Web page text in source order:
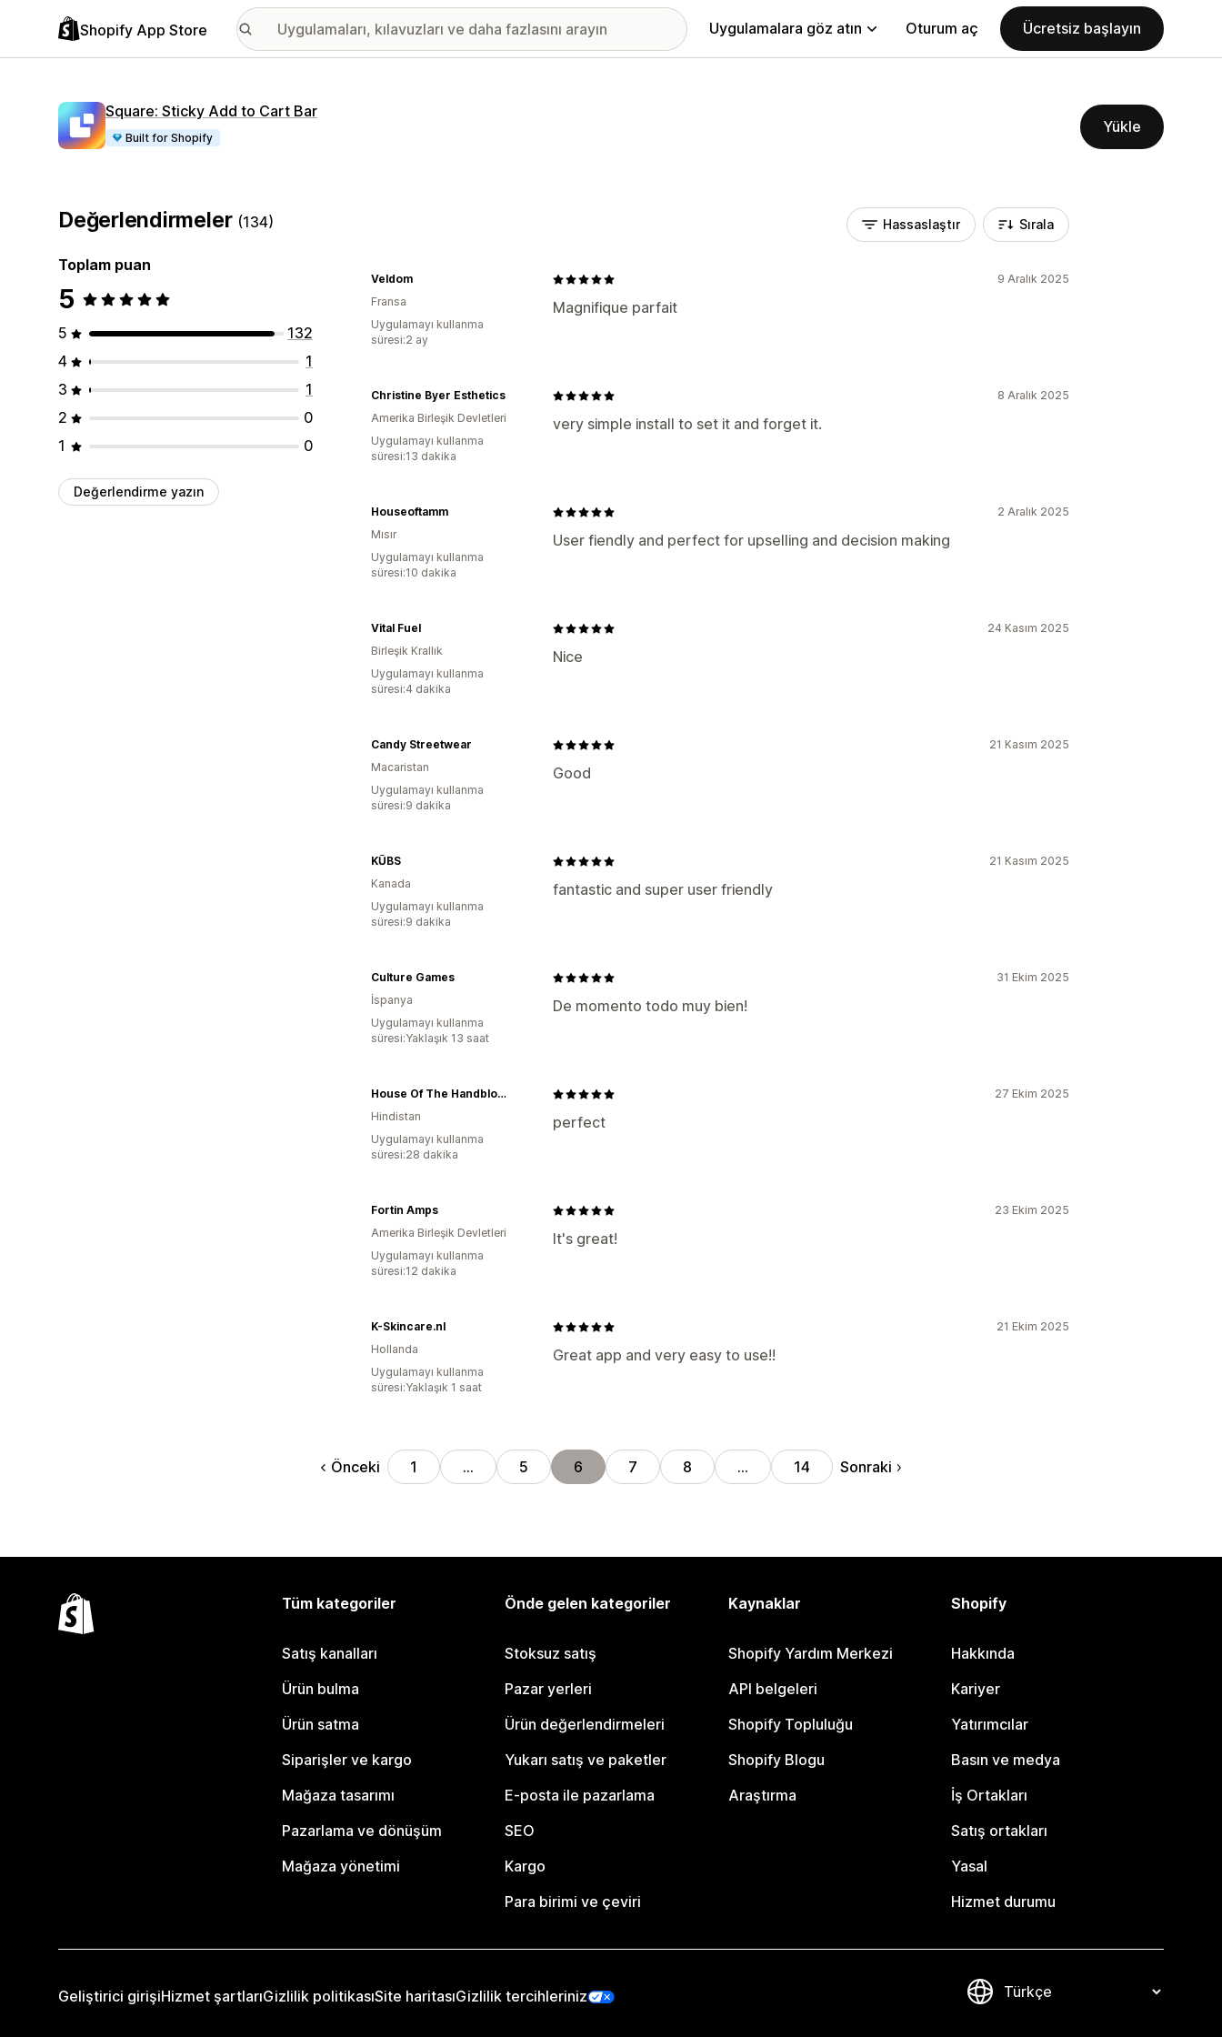
Shopify App Store Uygulamalara göz atın Oturum aç Ücretsiz başlayın
Square: Sticky Add to Cart Bar
Built for Shopify
Yükle
Değerlendirmeler (134)
Toplam puan
5
5
132
4
1
3
1
2
0
1
0
Değerlendirme yazın
Hassaslaştır Sırala
9 Aralık 2025
Magnifique parfait
Veldom
Fransa
Uygulamayı kullanma
süresi:2 ay
8 Aralık 2025
very simple install to set it and forget it.
Christine Byer Esthetics
Amerika Birleşik Devletleri
Uygulamayı kullanma
süresi:13 dakika
2 Aralık 2025
User fiendly and perfect for upselling and decision making
Houseoftamm
Mısır
Uygulamayı kullanma
süresi:10 dakika
24 Kasım 2025
Nice
Vital Fuel
Birleşik Krallık
Uygulamayı kullanma
süresi:4 dakika
21 Kasım 2025
Good
Candy Streetwear
Macaristan
Uygulamayı kullanma
süresi:9 dakika
21 Kasım 2025
fantastic and super user friendly
KŪBS
Kanada
Uygulamayı kullanma
süresi:9 dakika
31 Ekim 2025
De momento todo muy bien!
Culture Games
İspanya
Uygulamayı kullanma
süresi:Yaklaşık 13 saat
27 Ekim 2025
perfect
House Of The Handblock
Hindistan
Uygulamayı kullanma
süresi:28 dakika
23 Ekim 2025
It's great!
Fortin Amps
Amerika Birleşik Devletleri
Uygulamayı kullanma
süresi:12 dakika
21 Ekim 2025
Great app and very easy to use!!
K-Skincare.nl
Hollanda
Uygulamayı kullanma
süresi:Yaklaşık 1 saat
Önceki 1 … 5 6 7 8 … 14 Sonraki
Tüm kategoriler
Satış kanalları
Ürün bulma
Ürün satma
Siparişler ve kargo
Mağaza tasarımı
Pazarlama ve dönüşüm
Mağaza yönetimi
Önde gelen kategoriler
Stoksuz satış
Pazar yerleri
Ürün değerlendirmeleri
Yukarı satış ve paketler
E-posta ile pazarlama
SEO
Kargo
Para birimi ve çeviri
Kaynaklar
Shopify Yardım Merkezi
API belgeleri
Shopify Topluluğu
Shopify Blogu
Araştırma
Shopify
Hakkında
Kariyer
Yatırımcılar
Basın ve medya
İş Ortakları
Satış ortakları
Yasal
Hizmet durumu
Geliştirici girişiHizmet şartlarıGizlilik politikasıSite haritasıGizlilik tercihleriniz